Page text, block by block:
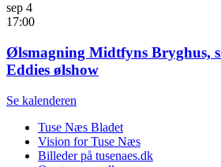
sep 4
17:00
Ølsmagning Midtfyns Bryghus,
Eddies ølshow
Se kalenderen
Tuse Næs Bladet
Vision for Tuse Næs
Billeder på tusenaes.dk